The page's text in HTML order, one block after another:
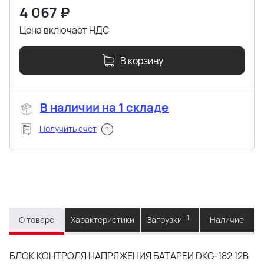
4 067 ₽
Цена включает НДС
В корзину
В наличии на 1 складе
Получить счет ?
О товаре Характеристики Загрузки 1 Наличие
БЛОК КОНТРОЛЯ НАПРЯЖЕНИЯ БАТАРЕИ DKG-182 12В